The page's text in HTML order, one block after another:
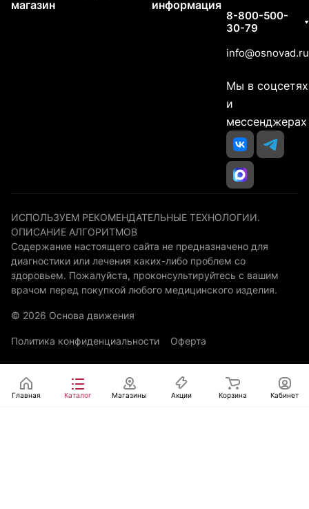
магазин
информация
8-800-500-
30-79
info@osnovad.ru
Мы в соцсетях
и
мессенджерах
ИСПОЛЬЗУЕМ РЕКОМЕНДАТЕЛЬНЫЕ ТЕХНОЛОГИИ.
ОПИСАНИЕ АЛГОРИТМОВ
Содержание настоящего сайта не предназначено для
диагностики или лечения каких-либо проблем со
здоровьем. Пожалуйста, проконсультируйтесь с вашим
врачом перед покупкой любого медицинского изделия.
© 2026 Основа движения
Политика конфиденциальности Оферта
Главная Каталог Магазины Акции Корзина Кабинет